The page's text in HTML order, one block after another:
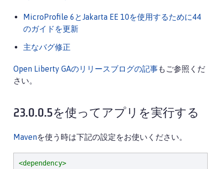
MicroProfile 6とJakarta EE 10を使用するために44
のガイドを更新
主なバグ修正
Open Liberty GAのリリースブログの記事もご参照くだ
さい。
23.0.0.5を使ってアプリを実行する
Mavenを使う時は下記の設定をお使いください。
<dependency>